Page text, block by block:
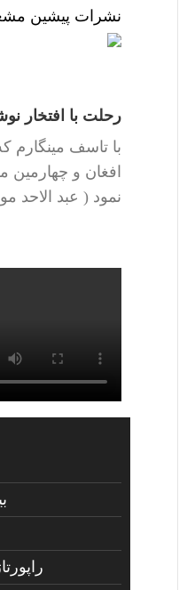
نشرات پیشین
رحلت با افتخار
با تاسف مینگارم
افغان و چهارمین
نمود ( عبد الاحد